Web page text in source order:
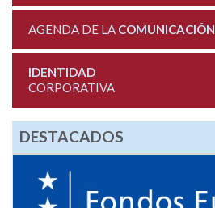
AGENDA DE LA COMUNICACIÓN
IDENTIDAD
CORPORATIVA
DESTACADOS